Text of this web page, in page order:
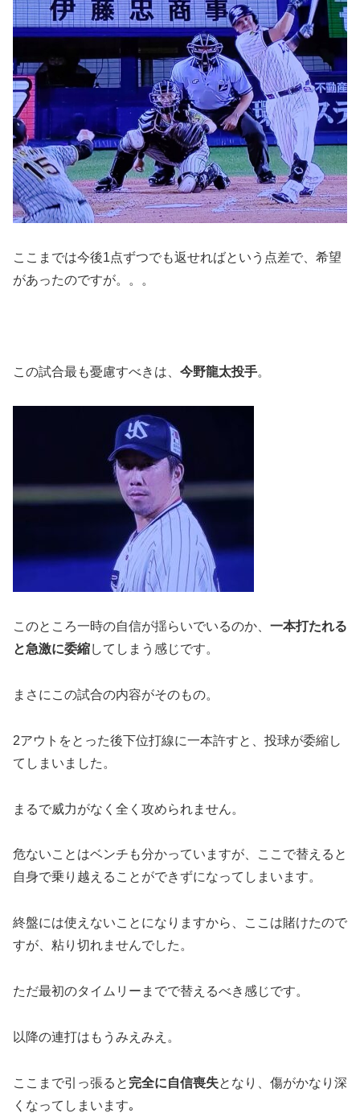
ここまでは今後1点ずつでも返せればという点差で、希望
があったのですが。。。
この試合最も憂慮すべきは、 今野龍太投手。
このところ一時の自信が揺らいでいるのか、 一本打たれる
と急激に委縮してしまう感じです。
まさにこの試合の内容がそのもの。
2アウトをとった後下位打線に一本許すと、投球が委縮し
てしまいました。
まるで威力がなく全く攻められません。
危ないことはベンチも分かっていますが、ここで替えると
自身で乗り越えることができずになってしまいます。
終盤には使えないことになりますから、ここは賭けたので
すが、粘り切れませんでした。
ただ最初のタイムリーまでで替えるべき感じです。
以降の連打はもうみえみえ。
ここまで引っ張ると 完全に自信喪失となり、傷がかなり深
くなってしまいます｡